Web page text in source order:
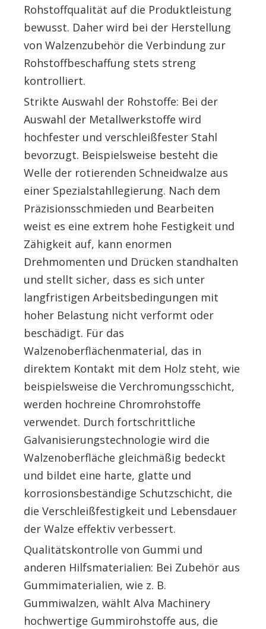
Rohstoffqualität auf die Produktleistung
bewusst. Daher wird bei der Herstellung
von Walzenzubehör die Verbindung zur
Rohstoffbeschaffung stets streng
kontrolliert.
Strikte Auswahl der Rohstoffe: Bei der
Auswahl der Metallwerkstoffe wird
hochfester und verschleißfester Stahl
bevorzugt. Beispielsweise besteht die
Welle der rotierenden Schneidwalze aus
einer Spezialstahllegierung. Nach dem
Präzisionsschmieden und Bearbeiten
weist es eine extrem hohe Festigkeit und
Zähigkeit auf, kann enormen
Drehmomenten und Drücken standhalten
und stellt sicher, dass es sich unter
langfristigen Arbeitsbedingungen mit
hoher Belastung nicht verformt oder
beschädigt. Für das
Walzenoberflächenmaterial, das in
direktem Kontakt mit dem Holz steht, wie
beispielsweise die Verchromungsschicht,
werden hochreine Chromrohstoffe
verwendet. Durch fortschrittliche
Galvanisierungstechnologie wird die
Walzenoberfläche gleichmäßig bedeckt
und bildet eine harte, glatte und
korrosionsbeständige Schutzschicht, die
die Verschleißfestigkeit und Lebensdauer
der Walze effektiv verbessert.
Qualitätskontrolle von Gummi und
anderen Hilfsmaterialien: Bei Zubehör aus
Gummimaterialien, wie z. B.
Gummiwalzen, wählt Alva Machinery
hochwertige Gummirohstoffe aus, die